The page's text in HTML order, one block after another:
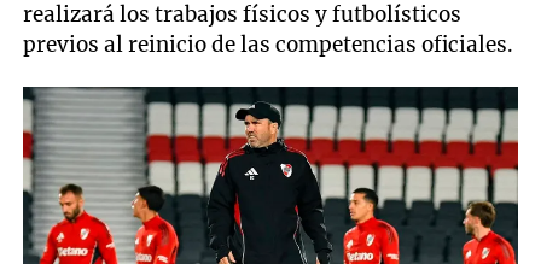
realizará los trabajos físicos y futbolísticos
previos al reinicio de las competencias oficiales.